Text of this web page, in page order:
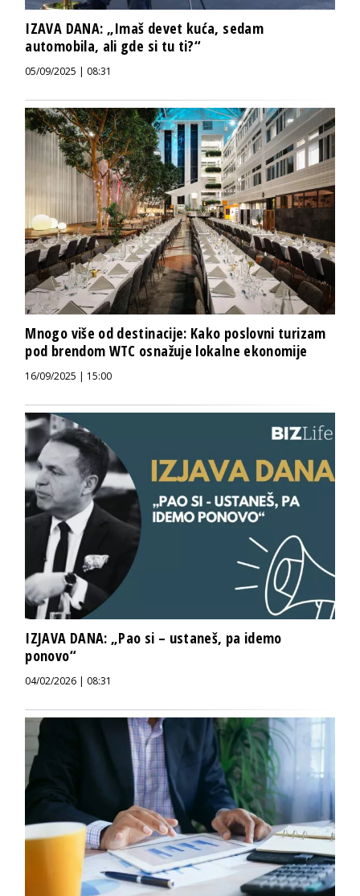
IZAVA DANA: „Imaš devet kuća, sedam
automobila, ali gde si tu ti?“
05/09/2025 | 08:31
Mnogo više od destinacije: Kako poslovni turizam
pod brendom WTC osnažuje lokalne ekonomije
16/09/2025 | 15:00
IZJAVA DANA: „Pao si – ustaneš, pa idemo
ponovo“
04/02/2026 | 08:31